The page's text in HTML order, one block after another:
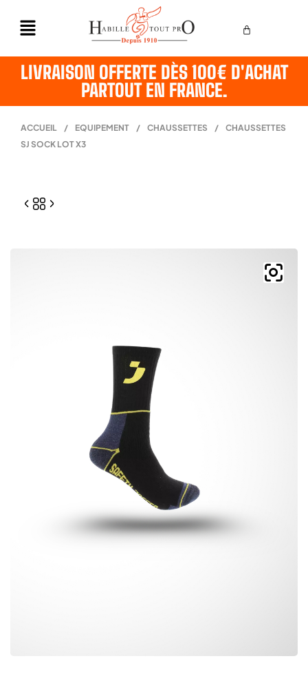
LIVRAISON OFFERTE DÈS 100€ D'ACHAT
PARTOUT EN FRANCE.
ACCUEIL / EQUIPEMENT / CHAUSSETTES /
CHAUSSETTES
SJ SOCK LOT X3